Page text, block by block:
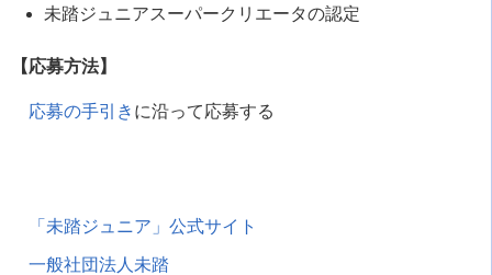
未踏ジュニアスーパークリエータの認定
【応募方法】
応募の手引き に沿って応募する
「未踏ジュニア」公式サイト
一般社団法人未踏